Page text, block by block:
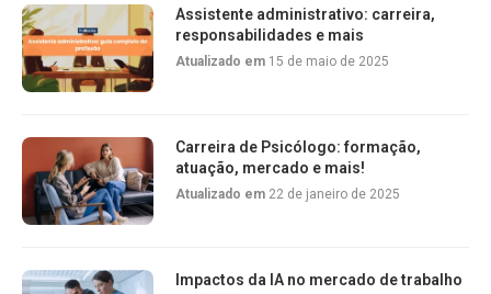
Assistente administrativo: carreira,
responsabilidades e mais
Atualizado em 15 de maio de 2025
Carreira de Psicólogo: formação,
atuação, mercado e mais!
Atualizado em 22 de janeiro de 2025
Impactos da IA no mercado de trabalho